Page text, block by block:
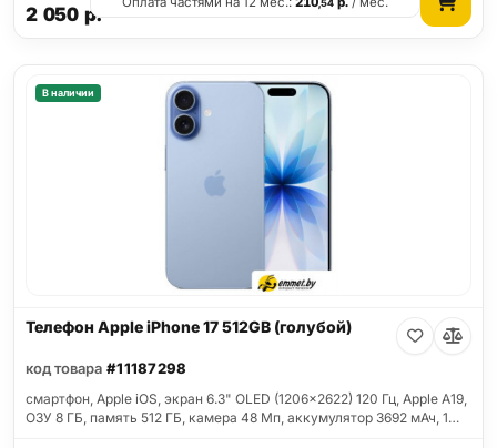
2 050 р.
,54
В наличии
Телефон Apple iPhone 17 512GB (голубой)
код товара #11187298
смартфон, Apple iOS, экран 6.3" OLED (1206x2622) 120 Гц, Apple A19,
ОЗУ 8 ГБ, память 512 ГБ, камера 48 Мп, аккумулятор 3692 мАч, 1…